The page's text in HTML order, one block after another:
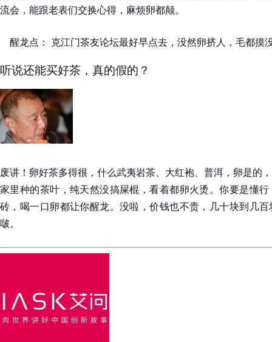
流会，能跟老表们交换心得，麻烦卵都颠。
醒龙点： 克江门茶友论坛最好早点去，没然卵挤人，毛都摸
听说还能买好茶，真的假的？
废讲！卵好茶多得很，什么武夷岩茶、大红袍、普洱，卵是的
家里种的茶叶，纯天然没搞屎棍，看着都卵火烫。你要是懂
砖，喝一口卵都让你醒龙。没啦，价钱也不贵，几十块到几
啵。